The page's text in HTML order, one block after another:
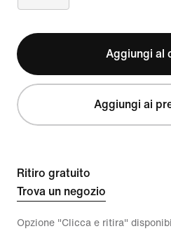
Aggiungi al
Aggiungi ai
Ritiro gratuito
Trova un negozio
Opzione "Clicca e ritira"